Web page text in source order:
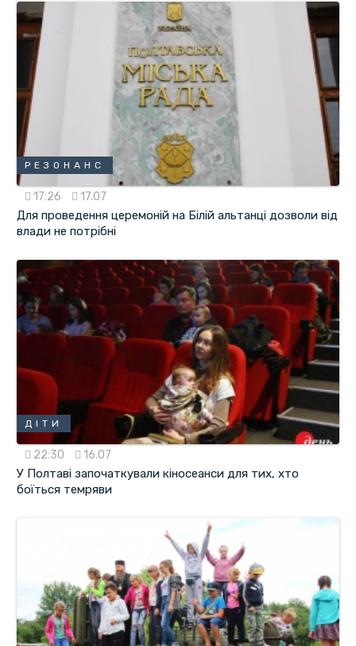
РЕЗОНАНС
17:26 17.07
Для проведення церемоній на Білій альтанці дозволи від
влади не потрібні
ДІТИ
22:30 16.07
У Полтаві започаткували кіносеанси для тих, хто
боїться темряви